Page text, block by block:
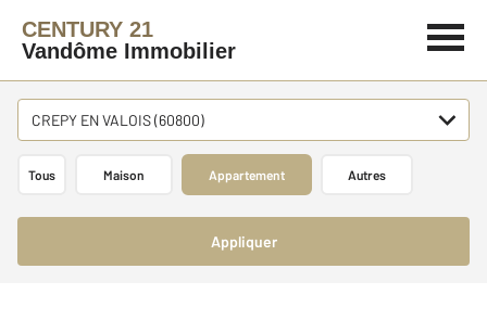
CENTURY 21
Vandôme Immobilier
CREPY EN VALOIS (60800)
Tous Maison Appartement Autres
Appliquer